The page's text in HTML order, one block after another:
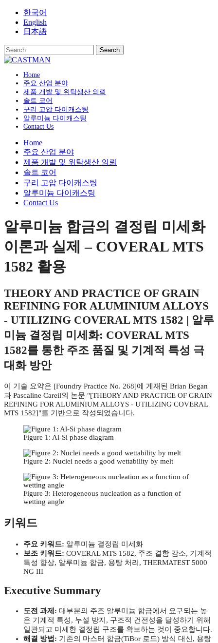
Skip
content
한국어
English
日本語
Home
주요 산업 분야
제품 개발 및 위탁생산 의뢰
솔트 코어
구리 고압 다이캐스팅
알루미늄 다이캐스팅
Contact Us
Home
주요 산업 분야
제품 개발 및 위탁생산 의뢰
솔트 코어
구리 고압 다이캐스팅
알루미늄 다이캐스팅
Contact Us
알루미늄 합금의 결정립 미세화
이론과 실제 – COVERAL MTS
1582 활용
THEORY AND PRACTICE OF GRAIN
REFINING FOR ALUMINIUM ALLOYS
- UTILIZING COVERAL MTS 1582 | 알루
미늄 결정립 미세화: COVERAL MTS
1582를 통한 주조 품질 및 기계적 특성 극
대화 방안
이 기술 요약은 [Foundry Practice No. 268]에 게재된 Brian Began
과 Pascaline Careil의 논문 "[THEORY AND PRACTICE OF GRAIN
REFINING FOR ALUMINIUM ALLOYS - UTILIZING COVERAL
MTS 1582]"를 기반으로 작성되었습니다.
Figure 1: Al-Si phase diagram
Figure 2: Nuclei needs a good wettability by melt
Figure 3: Heterogeneous nucleation as a function of
wetting angle
키워드
주요 키워드: 알루미늄 결정립 미세화
보조 키워드: COVERAL MTS 1582, 주조 결함 감소, 기계적
특성 향상, 알루미늄 합금, 용탕 처리, THERMATEST 5000
NG III
Executive Summary
도전 과제: 대부분의 주조 알루미늄 합금에서 요구되는 높
은 기계적 특성, 누설 방지, 구조적 건전성을 달성하기 위해
일관되고 미세한 결정립 구조를 확보하는 것이 중요합니다.
해결 방법: 기존의 마스터 합금(TiBor 로드) 방식 대신, 용탕